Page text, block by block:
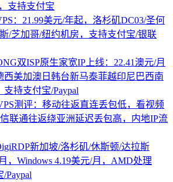
支持支付宝
：21.99美元/年起，洛杉矶DC03/圣何
/芝加哥/纽约机房，支持支付宝/银联
双ISP原生家宽IP上线：22.41澳元/月
西美加澳日韩台新马泰菲越印尼巴西南
支持支付宝/Paypal
测评：移动往返直连丢包低，看视频
联通往返绕亚洲延迟丢包高，内地IP流
新加坡/洛杉矶/休斯顿/达拉斯
，Windows 4.19美元/月，AMD处理
Paypal